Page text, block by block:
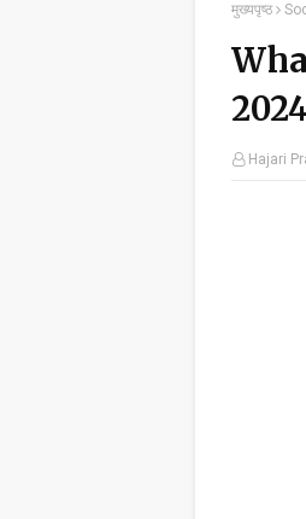
मुख्यपृष्ठ
Hajari